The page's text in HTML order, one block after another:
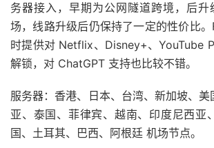
务器接入，早期为公网隧道跨境，后升
场，线路升级后仍保持了一定的性价比
时提供对 Netflix、Disney+、YouTube
解锁，对 ChatGPT 支持也比较不错。
服务器：香港、日本、台湾、新加坡、
亚、泰国、菲律宾、越南、印度尼西亚
国、土耳其、巴西、阿根廷 机场节点。